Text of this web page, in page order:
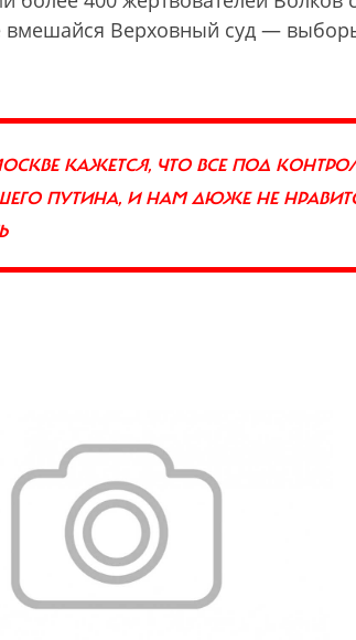
вмешайся Верховный суд —
КАЖЕТСЯ, ЧТО ВСЕ ПОД
ПУТИНА, И НАМ ДЮЖЕ НЕ